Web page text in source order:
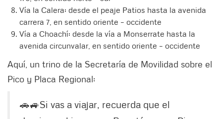
Vía la Calera: desde el peaje Patios hasta la avenida
carrera 7, en sentido oriente – occidente
Vía a Choachí: desde la vía a Monserrate hasta la
avenida circunvalar, en sentido oriente – occidente
Aquí, un trino de la Secretaría de Movilidad sobre el
Pico y Placa Regional:
🚗🚙Si vas a viajar, recuerda que el